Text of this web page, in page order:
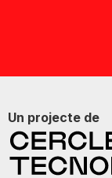
Un projecte de